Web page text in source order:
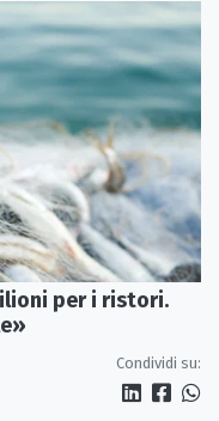
per i ristori.
Condividi su: